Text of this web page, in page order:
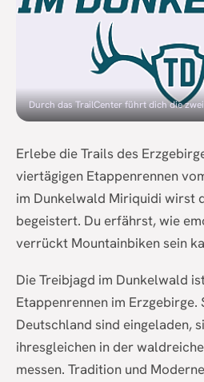
Durch das TrailCenter führt dich die
Erlebe die Trails des
viertägigen Etappenrennen
im Dunkelwald Miriquidi wirst
begeistert. Du erfährst, wie
verrückt Mountainbiken sein
Die Treibjagd im Dunkelwald
Etappenrennen im Erzgebirge.
Deutschland sind eingeladen,
ihresgleichen in der
messen. Tradition und